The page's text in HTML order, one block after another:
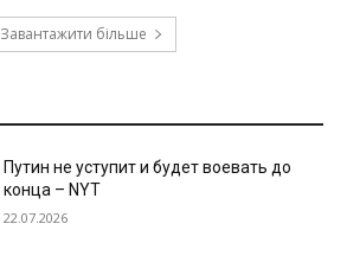
Завантажити більше
Путин не уступит и будет воевать до
конца – NYT
22.07.2026